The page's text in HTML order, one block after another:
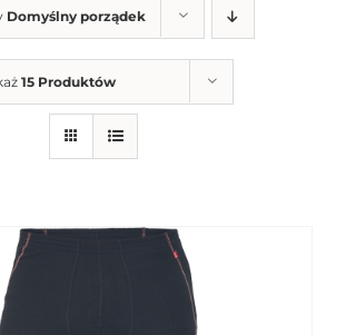
Domyślny porządek
15 Produktów